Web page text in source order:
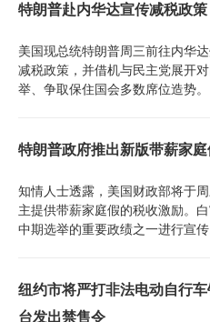
特朗普赴内华达宣传减税政
美国现总统特朗普周三前往内华
减税政策，并借机与民主党展开
举、争取保住国会多数席位造势
特朗普政府推出新版带薪家
知情人士透露，美国财政部将于
主提供带薪家庭假的税收激励。
中期选举的重要政绩之一进行宣
纽约市将严打非法电动自行
台发出禁售令